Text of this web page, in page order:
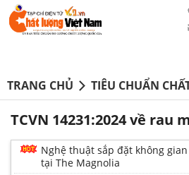
TRANG CHỦ TIÊU CHUẨN
TCVN 14231:2024 về rau
Nghệ thuật sắp đặt không
tại The Magnolia